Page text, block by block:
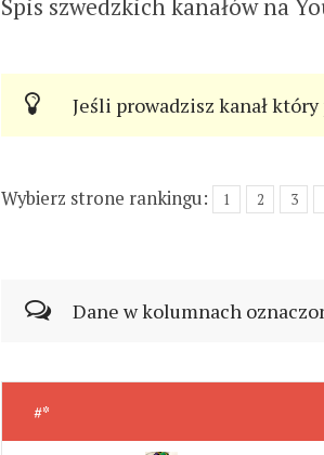
Spis szwedzkich kanałów na
Jeśli prowadzisz kanał
Wybierz strone rankingu: 1 2 3
Dane w kolumnach
#*